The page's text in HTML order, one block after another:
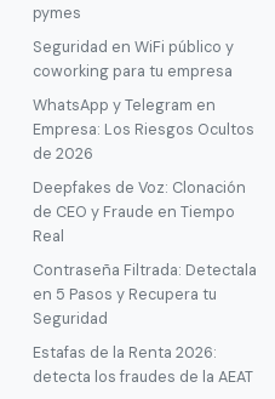
pymes
Seguridad en WiFi público y
coworking para tu empresa
WhatsApp y Telegram en
Empresa: Los Riesgos Ocultos
de 2026
Deepfakes de Voz: Clonación
de CEO y Fraude en Tiempo
Real
Contraseña Filtrada: Detectala
en 5 Pasos y Recupera tu
Seguridad
Estafas de la Renta 2026:
detecta los fraudes de la AEAT